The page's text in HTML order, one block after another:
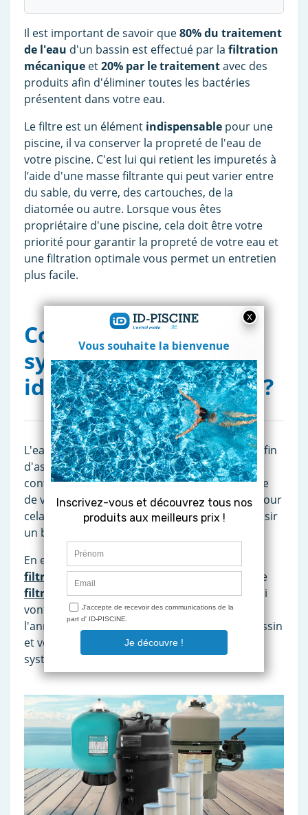
Il est important de savoir que80% du traitement
de l'eau d'un bassin est effectué par la filtration
mécanique et20% par le traitementavec des
produits afin d'éliminer toutes les bactéries
présentent dans votre eau.
Le filtre est un élément indispensable pour une
piscine, il va conserver la propreté de l'eau de
votre piscine. C'est lui qui retient les impuretés à
l’aide d'une masse filtrante qui peut varier entre
du sable, du verre, des cartouches, de la
diatomée ou autre. Lorsque vous êtes
propriétaire d'une piscine, cela doit être votre
priorité pour garantir la propreté de votre eau et
une filtration optimale vous permet un entretien
plus facile.
Comment choisir le
système de filtration
idéal pour ma piscine ?
L'eau d'une piscine doit êtrepropreetsaineafin
d'assurer des baignades optimales et
confortables pour les baigneurs. Ainsi, la durée
de vie de votre piscine seraprolongée. C'est pour
cela que nous appuyons sur le fait que de choisir
un bon système de filtration est important.
En effet, les systèmes de filtration tel que les
filtres à sable,filtres à cartouches, ou encore
filtres à diatomées, sont des équipements qui
vont conserver une eau saine et limpide toute
l'année. Selon les caractéristiques de votre bassin
et vos besoins au quotidien, choisissez un
système de filtration adapté.